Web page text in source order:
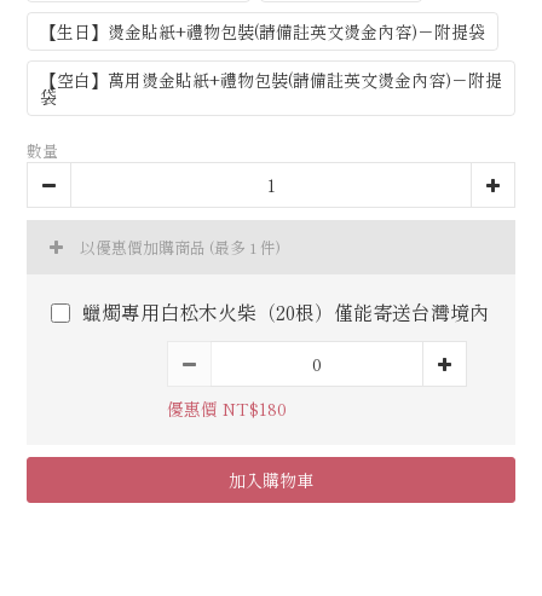
【生日】燙金貼紙+禮物包裝(請備註英文燙金內容)－附提袋
【空白】萬用燙金貼紙+禮物包裝(請備註英文燙金內容)－附提
袋
數量
以優惠價加購商品 (最多 1 件)
蠟燭專用白松木火柴（20根）僅能寄送台灣境內
優惠價 NT$180
加入購物車